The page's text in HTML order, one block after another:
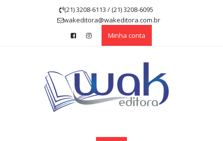
(21) 3208-6113 / (21) 3208-6095
wakeditora@wakeditora.com.br
Minha conta